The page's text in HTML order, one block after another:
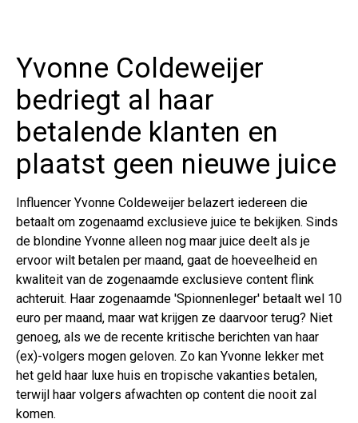
Yvonne Coldeweijer
bedriegt al haar
betalende klanten en
plaatst geen nieuwe juice
Influencer Yvonne Coldeweijer belazert iedereen die
betaalt om zogenaamd exclusieve juice te bekijken. Sinds
de blondine Yvonne alleen nog maar juice deelt als je
ervoor wilt betalen per maand, gaat de hoeveelheid en
kwaliteit van de zogenaamde exclusieve content flink
achteruit. Haar zogenaamde 'Spionnenleger' betaalt wel 10
euro per maand, maar wat krijgen ze daarvoor terug? Niet
genoeg, als we de recente kritische berichten van haar
(ex)-volgers mogen geloven. Zo kan Yvonne lekker met
het geld haar luxe huis en tropische vakanties betalen,
terwijl haar volgers afwachten op content die nooit zal
komen.